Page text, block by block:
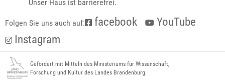
Unser Haus ist barrierefrei.
Folgen Sie uns auch auf: facebook
YouTube
Instagram
Gefördert mit Mitteln des Ministeriums für Wissenschaft,
Forschung und Kultur des Landes Brandenburg.